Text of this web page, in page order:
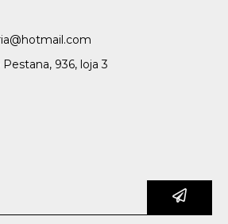
936, loja 3